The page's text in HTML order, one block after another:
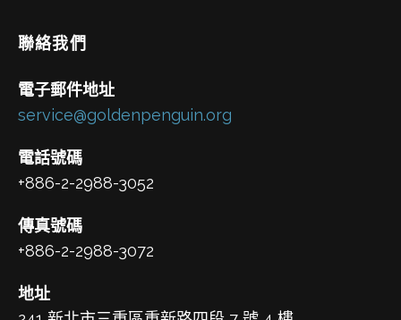
聯絡我們
電子郵件地址
service@goldenpenguin.org
電話號碼
+886-2-2988-3052
傳真號碼
+886-2-2988-3072
地址